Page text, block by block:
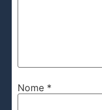
Nome *